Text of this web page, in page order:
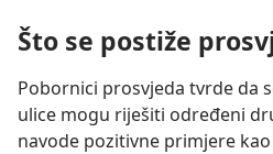
Što se postiže
Pobornici prosvjeda tvrde da
ulice mogu riješiti određeni
navode pozitivne primjere